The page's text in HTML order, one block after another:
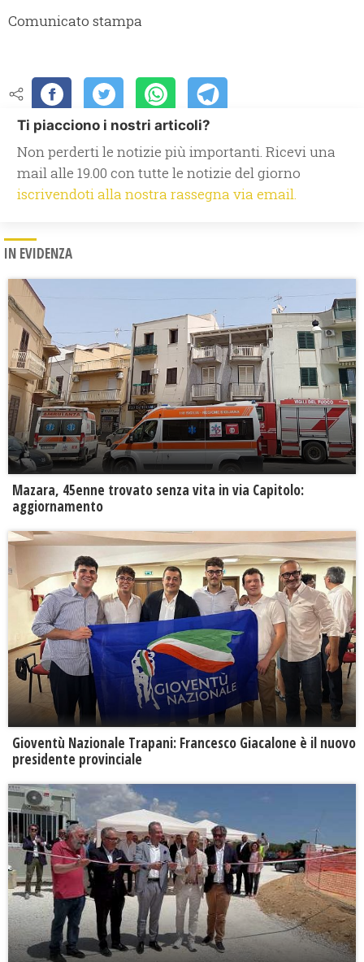
Comunicato stampa
Ti piacciono i nostri articoli?
Non perderti le notizie più importanti. Ricevi una
mail alle 19.00 con tutte le notizie del giorno
iscrivendoti alla nostra rassegna via email.
IN EVIDENZA
Mazara, 45enne trovato senza vita in via Capitolo:
aggiornamento
Gioventù Nazionale Trapani: Francesco Giacalone è il nuovo
presidente provinciale